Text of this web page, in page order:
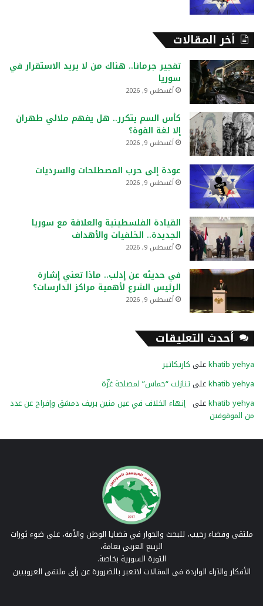
أخر المقالات
تفجير جرمانا.. هناك من لا يريد الاستقرار في
سوريا
أغسطس 9, 2026
كأس السم يتكرر.. هل يفهم ملالي طهران
إلا لغة القوة؟
أغسطس 9, 2026
عودة إلى حرب المصطلحات والسرديات
أغسطس 9, 2026
القيادة الفلسطينية والعلاقة مع سوريا
الجديدة.. الخلفيات والأهداف
أغسطس 9, 2026
في حديثه عن إدلب.. ماذا تعني إشارة
الرئيس الشرع لأهمية مراكز الدارسات؟
أغسطس 9, 2026
أحدث التعليقات
khatib yehyaعلى كاريكاتير
khatib yehyaعلى تنازلت “حماس” لمصلحة غزّة
khatib yehyaعلى إنهاء الخلاف في عين منين بريف دمشق وإفراج عن عدد
من الموقوفين
ملتقى وفضاء رحيب، للبحث والحوار في قضايا الوطن والأمة، على ضوء ثورات
الربيع العربي بعامة،
الثورة السورية بخاصة.
الأفكار والآراء الواردة في المقالات لاتعبر بالضرورة عن رأي ملتقى العروبيين